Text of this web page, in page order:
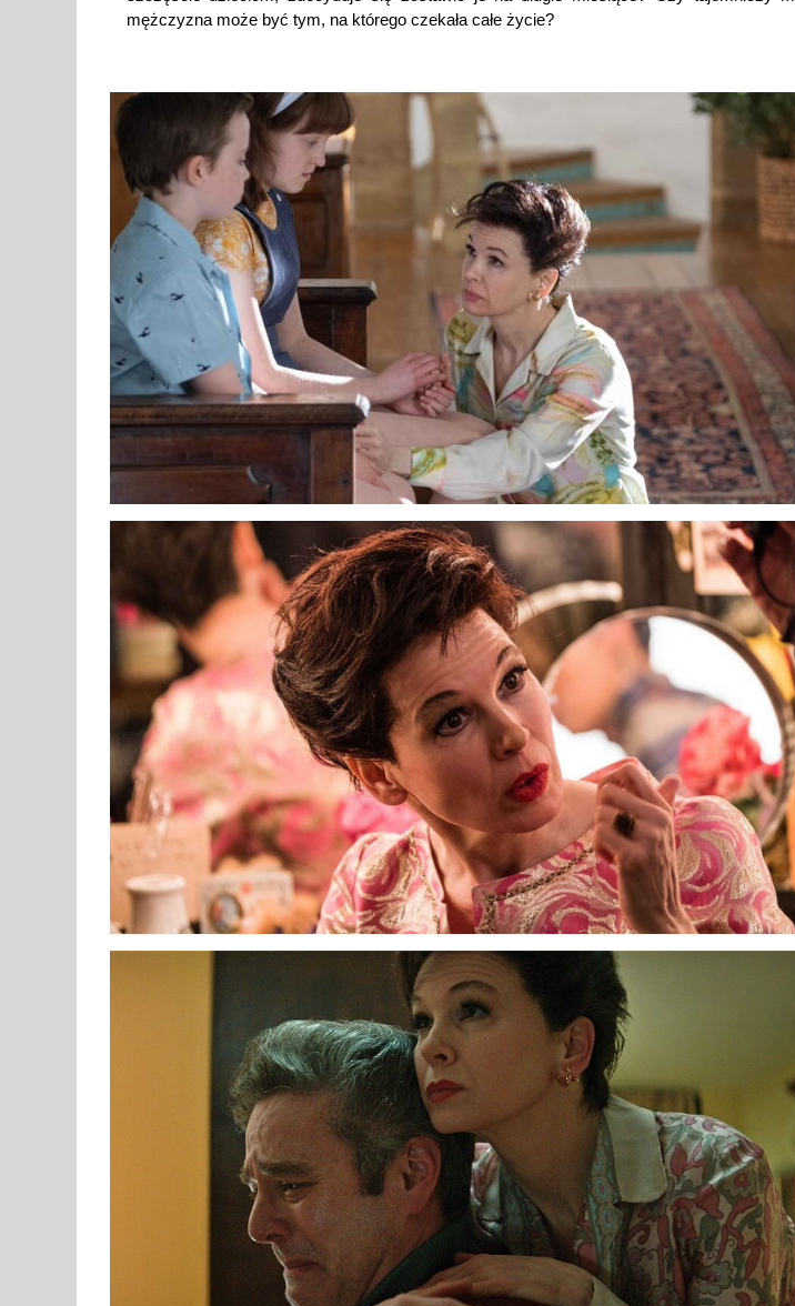
mężczyzna może być tym, na którego czekała całe życie?